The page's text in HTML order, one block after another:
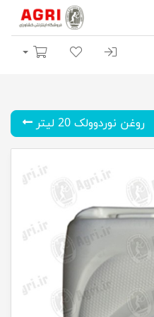
ورود | ثبت نام
لیست مورد علاقه
سبد خرید
روغن نوردوولک 20 لیتر